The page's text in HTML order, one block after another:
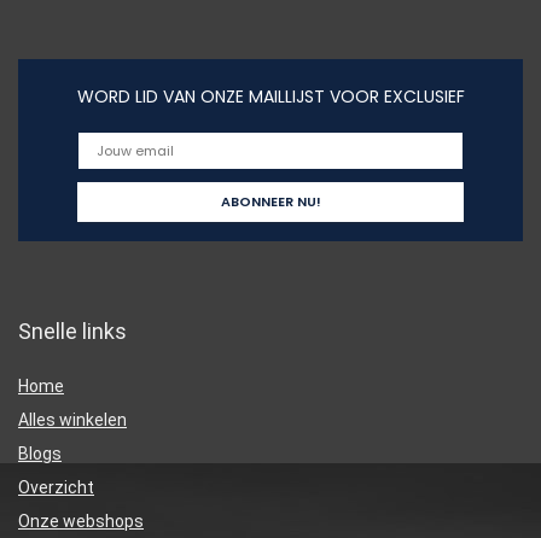
WORD LID VAN ONZE MAILLIJST VOOR EXCLUSIEF
Snelle links
Home
Alles winkelen
Blogs
Overzicht
Onze webshops